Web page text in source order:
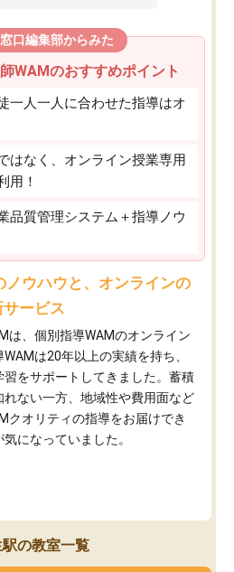
口編集部からみた
WAMのおすすめポイント
一人一人に合わせた指導はオ
はなく、オンライン授業専用
用！
品質管理システム＋指導ノウ
ウハウと、オンラインの
ービス
は、個別指導WAMのオンライン
は20年以上の実績を持ち、
をサポートしてきました。蓄積
ない一方、地域性や費用面など
クオリティの指導をお届けでき
になっていました。
の教室一覧